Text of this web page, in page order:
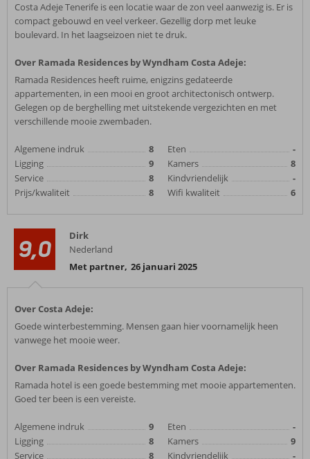
Costa Adeje Tenerife is een locatie waar de zon veel aanwezig is. Er is
compact gebouwd en veel verkeer. Gezellig dorp met leuke
boulevard. In het laagseizoen niet te druk.
Over Ramada Residences by Wyndham Costa Adeje:
Ramada Residences heeft ruime, enigzins gedateerde
appartementen, in een mooi en groot architectonisch ontwerp.
Gelegen op de berghelling met uitstekende vergezichten en met
verschillende mooie zwembaden.
Algemene indruk
8
Ligging
9
Service
8
Prijs/kwaliteit
8
Eten
-
Kamers
8
Kindvriendelijk
-
Wifi kwaliteit
6
9,0
Dirk
Nederland
Met partner, 26 januari 2025
Over Costa Adeje:
Goede winterbestemming. Mensen gaan hier voornamelijk heen
vanwege het mooie weer.
Over Ramada Residences by Wyndham Costa Adeje:
Ramada hotel is een goede bestemming met mooie appartementen.
Goed ter been is een vereiste.
Algemene indruk
9
Ligging
8
Service
8
Eten
-
Kamers
9
Kindvriendelijk
-